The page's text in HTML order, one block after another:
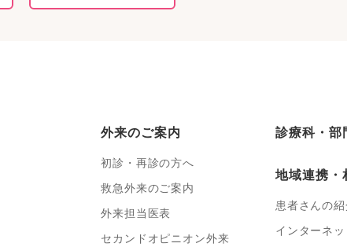
外来のご案内
初診・再診の方へ
救急外来のご案内
外来担当医表
セカンドオピニオン外来
診療科・部
地域連携・
患者さんの
インターネ